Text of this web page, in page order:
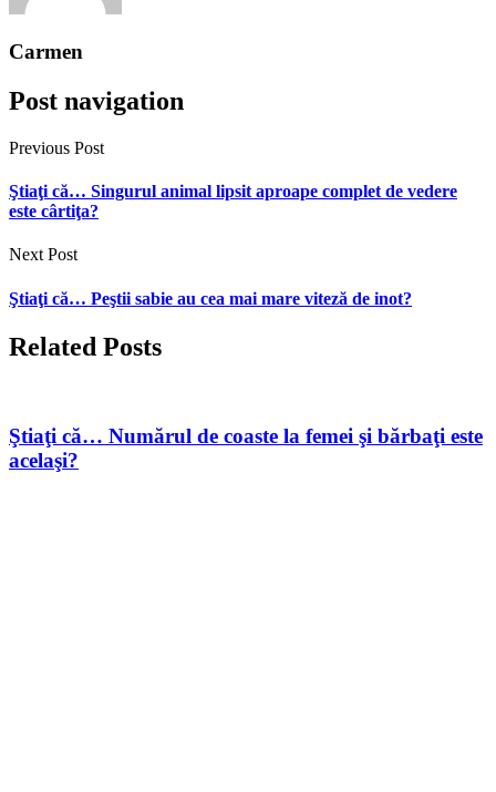
Carmen
Post navigation
Previous Post
Ştiaţi că… Singurul animal lipsit aproape complet de vedere
este cârtiţa?
Next Post
Ştiaţi că… Peştii sabie au cea mai mare viteză de inot?
Related Posts
Ştiaţi că… Numărul de coaste la femei şi bărbaţi este
acelaşi?